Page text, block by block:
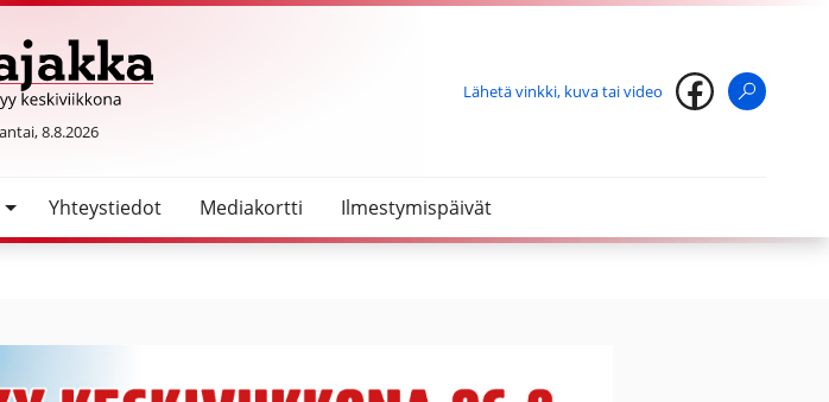
SeutuMajakka
8.8.2026
Lähetä vinkki, kuva tai video
Yhteystiedot Mediakortti Ilmestymispäivät